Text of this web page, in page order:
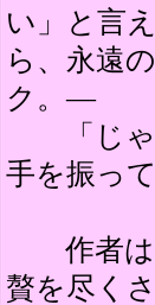
い」と言
ら、永遠
ク。―
「じゃ
手を振っ
作者は
贅を尽く